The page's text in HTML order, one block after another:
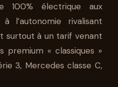
100% électrique aux
l’autonomie rivalisant
surtout à un tarif venant
premium « classiques »
3, Mercedes classe C,